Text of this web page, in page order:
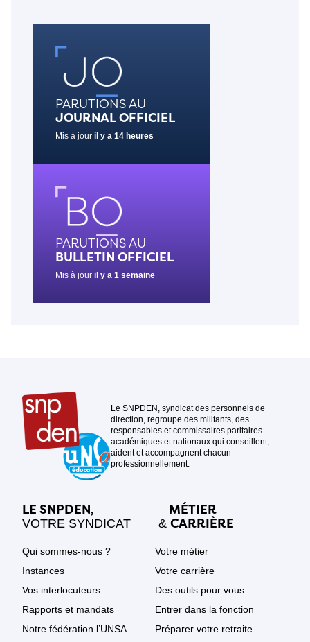
PARUTIONS AU
JOURNAL OFFICIEL
Mis à jour il y a 14 heures
PARUTIONS AU
BULLETIN OFFICIEL
Mis à jour il y a 1 semaine
Le SNPDEN, syndicat des personnels de
direction, regroupe des militants, des
responsables et commissaires paritaires
académiques et nationaux qui conseillent,
aident et accompagnent chacun
professionnellement.
LE SNPDEN,
VOTRE SYNDICAT
Qui sommes-nous ?
Instances
Vos interlocuteurs
Rapports et mandats
Notre fédération l’UNSA
MÉTIER
& CARRIÈRE
Votre métier
Votre carrière
Des outils pour vous
Entrer dans la fonction
Préparer votre retraite